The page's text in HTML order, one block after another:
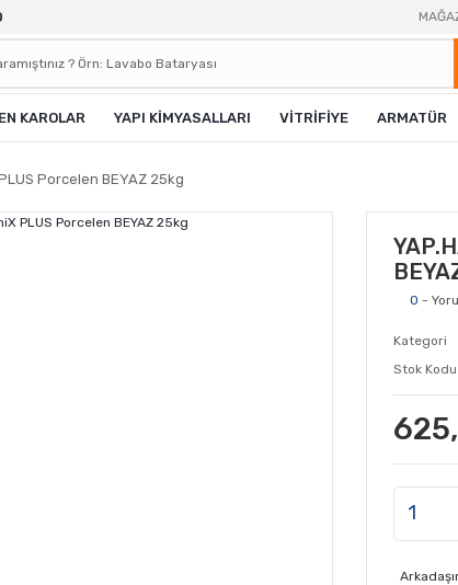
KAROLAR YAPI KİMYASALLARI VİTRİFİYE ARMATÜR
Porcelen BEYAZ 25kg
0 -
Kategori
Stok Kodu